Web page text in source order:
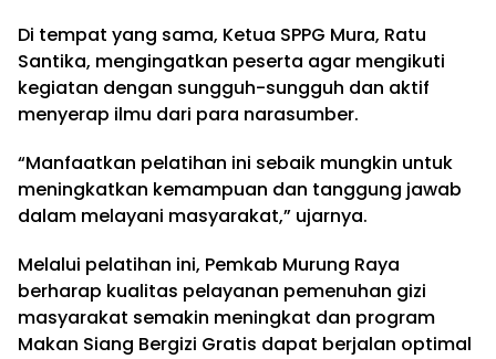
Di tempat yang sama, Ketua SPPG Mura, Ratu
Santika, mengingatkan peserta agar mengikuti
kegiatan dengan sungguh-sungguh dan aktif
menyerap ilmu dari para narasumber.
“Manfaatkan pelatihan ini sebaik mungkin untuk
meningkatkan kemampuan dan tanggung jawab
dalam melayani masyarakat,” ujarnya.
Melalui pelatihan ini, Pemkab Murung Raya
berharap kualitas pelayanan pemenuhan gizi
masyarakat semakin meningkat dan program
Makan Siang Bergizi Gratis dapat berjalan optimal